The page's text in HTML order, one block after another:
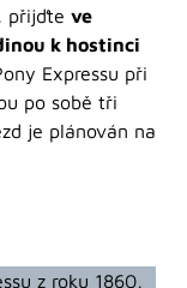
přijďte ve
k hostinci
Expressu při
po sobě tři
je plánován na
z roku 1860,